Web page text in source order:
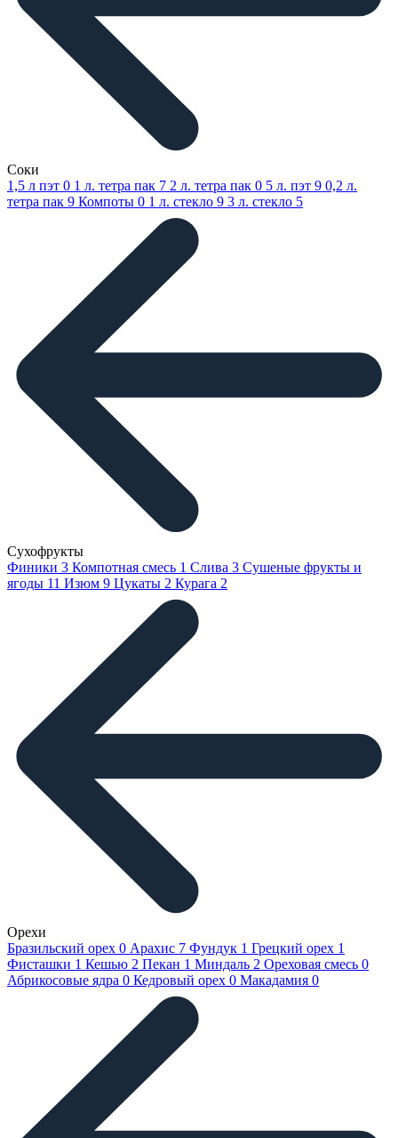
Соки
1,5 л пэт 0 1 л. тетра пак 7 2 л. тетра пак 0 5 л. пэт 9 0,2 л.
тетра пак 9 Компоты 0 1 л. стекло 9 3 л. стекло 5
Сухофрукты
Финики 3 Компотная смесь 1 Слива 3 Сушеные фрукты и
ягоды 11 Изюм 9 Цукаты 2 Курага 2
Орехи
Бразильский орех 0 Арахис 7 Фундук 1 Грецкий орех 1
Фисташки 1 Кешью 2 Пекан 1 Миндаль 2 Ореховая смесь 0
Абрикосовые ядра 0 Кедровый орех 0 Макадамия 0